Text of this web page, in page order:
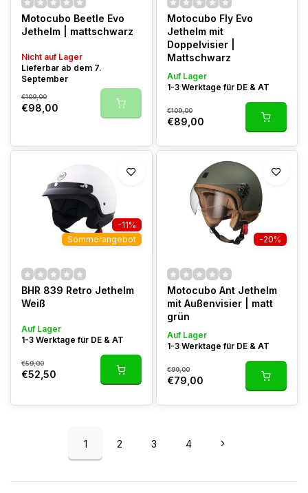
Motocubo Beetle Evo
Jethelm | mattschwarz
Nicht auf Lager
Lieferbar ab dem 7.
September
€109,00
€98,00
Motocubo Fly Evo
Jethelm mit
Doppelvisier |
Mattschwarz
Auf Lager
1-3 Werktage für DE & AT
€109,00
€89,00
-11%
Sommerangebot
BHR 839 Retro Jethelm
Weiß
Auf Lager
1-3 Werktage für DE & AT
€59,00
€52,50
-20%
Motocubo Ant Jethelm
mit Außenvisier | matt
grün
Auf Lager
1-3 Werktage für DE & AT
€99,00
€79,00
1 2 3 4